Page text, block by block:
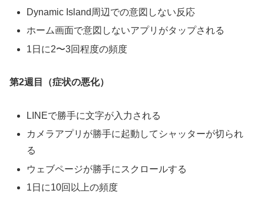
Dynamic Island周辺での意図しない反応
ホーム画面で意図しないアプリがタップされる
1日に2〜3回程度の頻度
第2週目（症状の悪化）
LINEで勝手に文字が入力される
カメラアプリが勝手に起動してシャッターが切られ
る
ウェブページが勝手にスクロールする
1日に10回以上の頻度